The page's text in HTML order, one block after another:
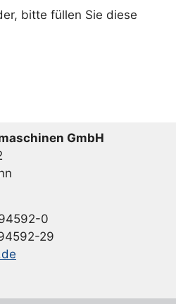
bitte füllen Sie diese
GmbH
0
29